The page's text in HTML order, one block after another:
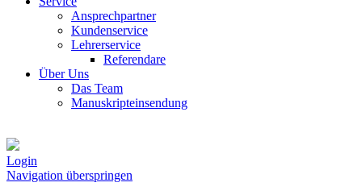
Ansprechpartner
Kundenservice
Lehrerservice
Referendare
Über Uns
Das Team
Manuskripteinsendung
Login
Navigation überspringen